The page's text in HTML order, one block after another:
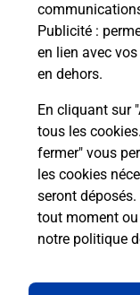
Publicité :
en lien avec
en dehors.
En cliquant sur
tous les
fermer" vous
les cookies
seront
tout moment
notre politique
En savoir
Localiser Liste
Ariège - téléassistance